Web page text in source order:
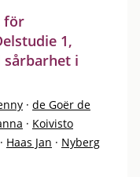
för
1,
i
· de Goër de
· Koivisto
· Haas Jan · Nyberg